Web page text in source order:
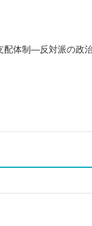
配体制―反対派の政